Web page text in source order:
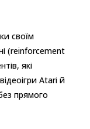
своїм
(reinforcement
які
Atari й
прямого